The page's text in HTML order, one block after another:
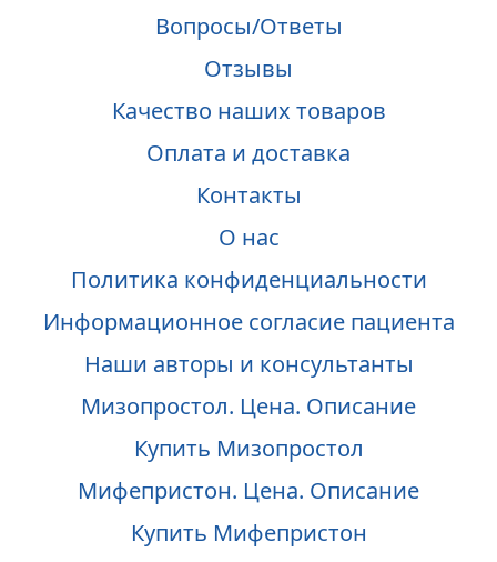
Вопросы/Ответы
Отзывы
Качество наших товаров
Оплата и доставка
Контакты
О нас
Политика конфиденциальности
Информационное согласие пациента
Наши авторы и консультанты
Мизопростол. Цена. Описание
Купить Мизопростол
Мифепристон. Цена. Описание
Купить Мифепристон